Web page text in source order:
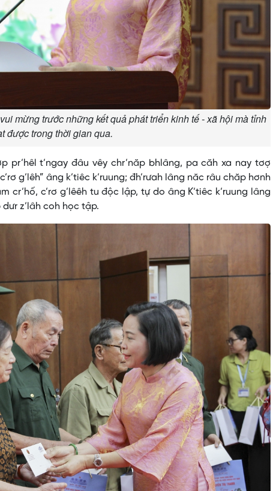
mừng trước những kết quả phát triển kinh tế - xã hội mà tỉnh
được trong thời gian qua.
pr’hêl t’ngay đâu vêy chr’năp bhlâng, pa căh xa nay tơợ
g’lêh” âng k’tiêc k’ruung; đh’rưah lâng năc râu chăp hơnh
c’rơ g’lêêh tu độc lập, tự do âng K’tiêc k’ruung lâng
dưr z’lâh coh học tập.